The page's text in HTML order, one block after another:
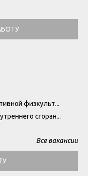
физкульт...
сгоран...
Все вакансии